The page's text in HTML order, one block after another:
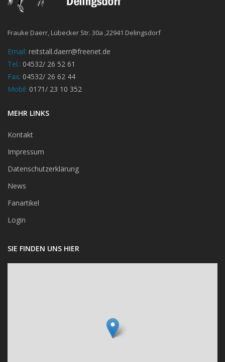
Frauke Daerr, Lübecker Str. 30a ,22941 Delingsdorf
Email: reitstall.daerr@freenet.de
Tel.: 04532/ 26 52 61
Fax: 04532/ 26 62 44
Mobil: 0171/ 23 10 352
MEHR LINKS
Kontakt
Impressum
Datenschutzerklärung
News
Fanartikel
Login
SIE FINDEN UNS HIER